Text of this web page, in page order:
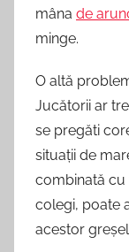
mâna de
minge.
O altă
Jucătorii ar
se pregăti
situații de
combinată cu
colegi, poate
acestor